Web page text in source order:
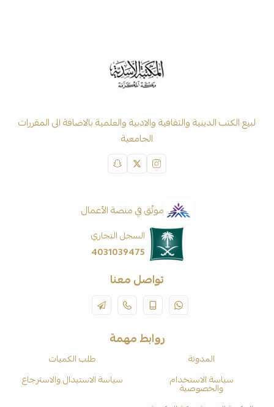
لبيع الكتب الدينية والثقافية والادبية والعلمية بالاضافة الى المقررات
الجامعية
موثّق في منصة الأعمال
السجل التجاري
4031039475
تواصل معنا
روابط مهمة
المدونة
طلب الكميات
سياسة الاستخدام
والخصوصية
سياسة الاستبدال والاسترجاع